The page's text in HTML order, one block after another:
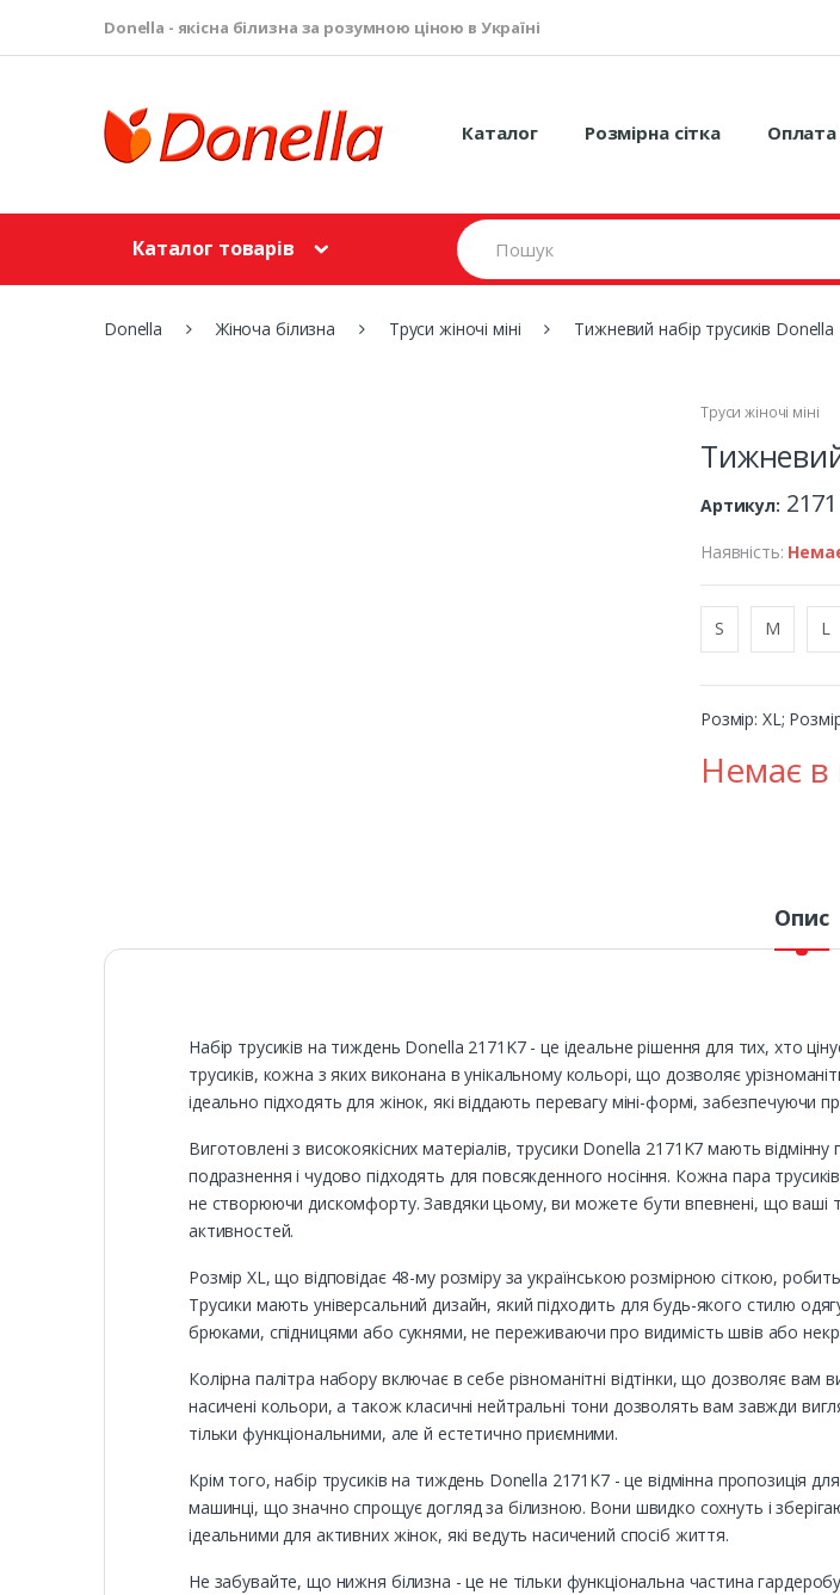
Donella - якісна білизна за розумною ціною в Україні
Каталог Розмірна сітка
Каталог товарів
S
e
a
r
h
Donella Жіноча білизна Труси жіночі міні Тижневий набір трусиків
Труси жіночі міні
Артикул:
Наявність:
S M L
Розмір: XL;
Немає в
Опис
Набір трусиків на тиждень Donella 2171K7 - це ідеальне рішення для тих, хто
трусиків, кожна з яких виконана в унікальному кольорі, що дозволяє
ідеально підходять для жінок, які віддають перевагу міні-формі,
Виготовлені з високоякісних матеріалів, трусики Donella 2171K7 мають
подразнення і чудово підходять для повсякденного носіння. Кожна пара
не створюючи дискомфорту. Завдяки цьому, ви можете бути впевнені, що ваші
активностей.
Розмір XL, що відповідає 48-му розміру за українською розмірною сіткою,
Трусики мають універсальний дизайн, який підходить для будь-якого стилю
брюками, спідницями або сукнями, не переживаючи про видимість швів або
Колірна палітра набору включає в себе різноманітні відтінки, що дозволяє
насичені кольори, а також класичні нейтральні тони дозволять вам завжди
тільки функціональними, але й естетично приємними.
Крім того, набір трусиків на тиждень Donella 2171K7 - це відмінна пропозиція
машинці, що значно спрощує догляд за білизною. Вони швидко сохнуть і
ідеальними для активних жінок, які ведуть насичений спосіб життя.
Не забувайте, що нижня білизна - це не тільки функціональна частина